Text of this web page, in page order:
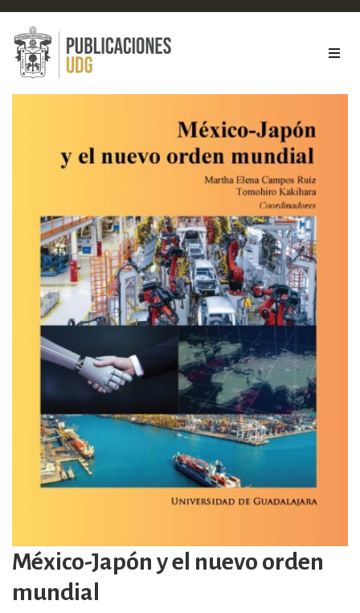
México-Japón y el nuevo orden
mundial